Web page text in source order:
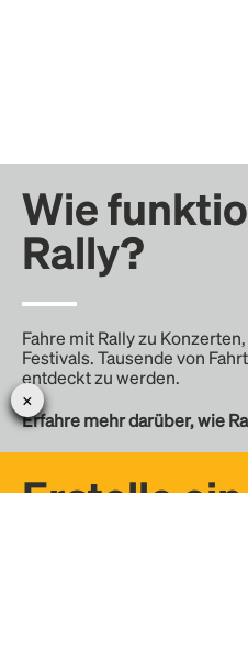
Wie
Rally?
Fahre mit Rally zu
Festivals. Tausende von
entdeckt zu werden.
Erfahre mehr darüber, wie
Erstelle